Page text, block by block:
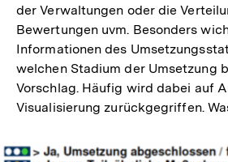
der Verwaltungen oder die
Bewertungen uvm. Besonders
Informationen des
welchen Stadium der Umsetzung
Vorschlag. Häufig wird dabei auf
Visualisierung zurückgegriffen.